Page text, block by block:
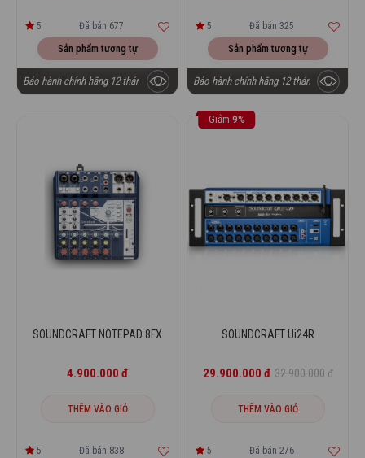
5 Đã bán 677
Sản phẩm tương tự
Bảo hành chính hãng 12 tháng
5 Đã bán 325
Sản phẩm tương tự
Bảo hành chính hãng 12 tháng
SOUNDCRAFT NOTEPAD 8FX
4.900.000 đ
THÊM VÀO GIỎ
5 Đã bán 838
Giảm 9%
SOUNDCRAFT Ui24R
29.900.000 đ 32.900.000 đ
THÊM VÀO GIỎ
5 Đã bán 276